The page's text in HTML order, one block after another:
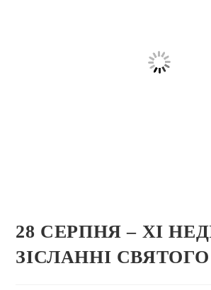
28 СЕРПНЯ – ХI
ЗІСЛАННІ